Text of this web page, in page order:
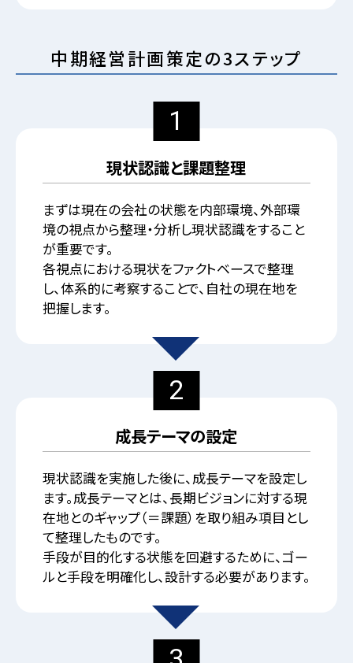
中期経営計画策定の3ステップ
1
現状認識と課題整理
まずは現在の会社の状態を内部環境、外部環
境の視点から整理・分析し現状認識をすること
が重要です。
各視点における現状をファクトベースで整理
し、体系的に考察することで、自社の現在地を
把握します。
2
成長テーマの設定
現状認識を実施した後に、成長テーマを設定し
ます。成長テーマとは、長期ビジョンに対する現
在地とのギャップ（＝課題）を取り組み項目とし
て整理したものです。
手段が目的化する状態を回避するために、ゴー
ルと手段を明確化し、設計する必要があります。